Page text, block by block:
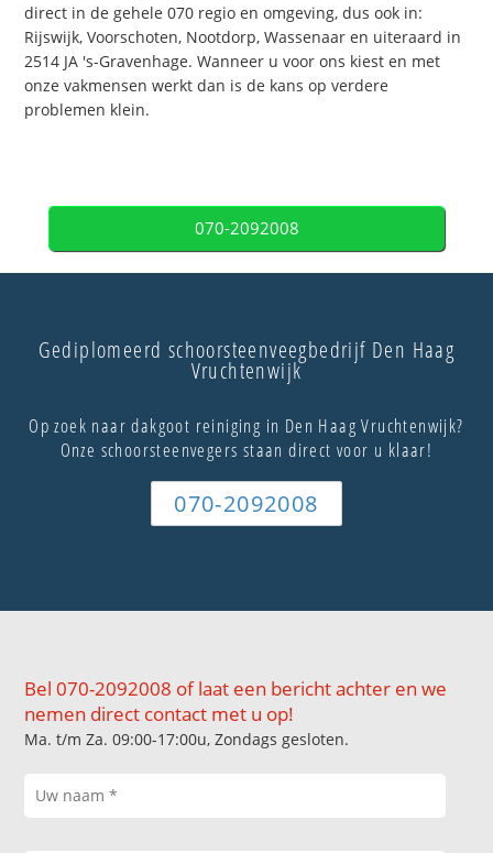
direct in de gehele 070 regio en omgeving, dus ook in:
Rijswijk, Voorschoten, Nootdorp, Wassenaar en uiteraard in
2514 JA 's-Gravenhage. Wanneer u voor ons kiest en met
onze vakmensen werkt dan is de kans op verdere
problemen klein.
070-2092008
Gediplomeerd schoorsteenveegbedrijf Den Haag
Vruchtenwijk
Op zoek naar dakgoot reiniging in Den Haag Vruchtenwijk?
Onze schoorsteenvegers staan direct voor u klaar!
070-2092008
Bel 070-2092008 of laat een bericht achter en we
nemen direct contact met u op!
Ma. t/m Za. 09:00-17:00u, Zondags gesloten.